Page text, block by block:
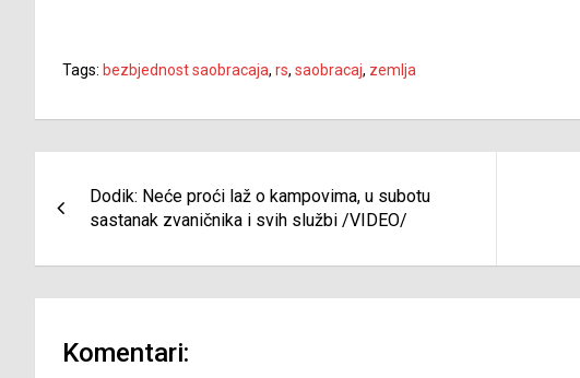
Tags: bezbjednost saobracaja, rs, saobracaj, zemlja
članaka
Dodik: Neće proći laž o kampovima, u subotu
sastanak zvaničnika i svih službi /VIDEO/
Komentari: